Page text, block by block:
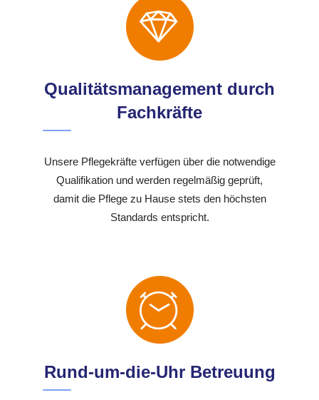
Qualitätsmanagement durch
Fachkräfte
Unsere Pflegekräfte verfügen über die notwendige
Qualifikation und werden regelmäßig geprüft,
damit die Pflege zu Hause stets den höchsten
Standards entspricht.
Rund-um-die-Uhr Betreuung